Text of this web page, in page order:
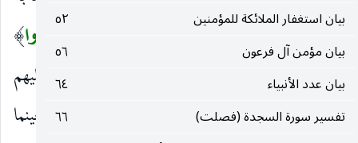
بيان استغفار الملائكة للمؤمنين
٥٢
بيان مؤمن آل فرعون
٥٦
بيان عدد الأنبياء
٦٤
تفسير سورة السجدة (فصلت)
٦٦
الآيات ووضعه موضع ضميرها ووضع
الَّذِينَ كَفَرُوا)
موضع ضمير المتلوّ عليهم للتسجيل عليها بالحق وعليهم
بالكفر والانهماك في الضلالة.
)حينما